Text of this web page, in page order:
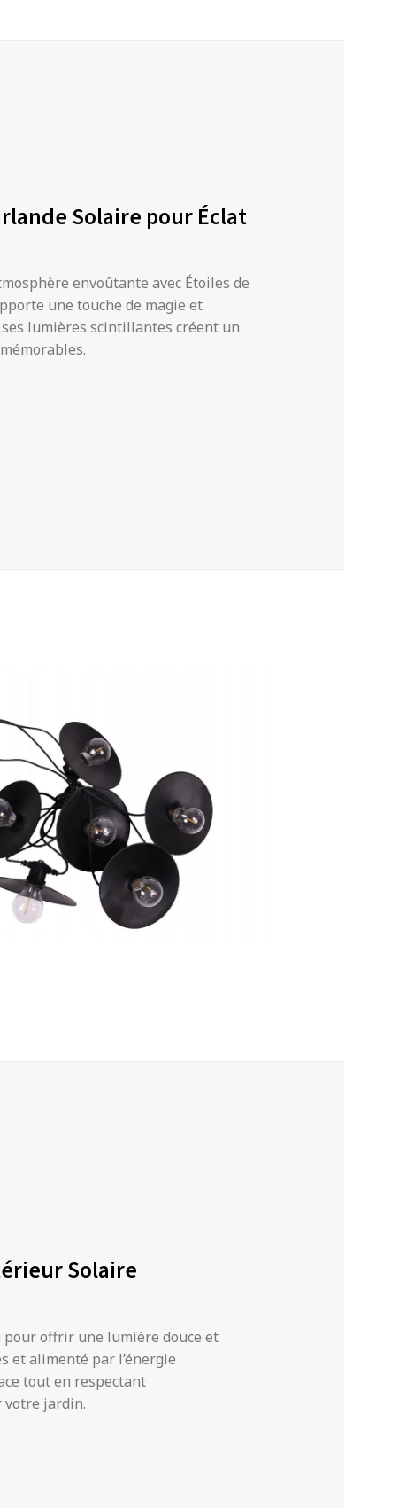
Solaire pour Éclat
envoûtante avec Étoiles de
une touche de magie et
ses lumières scintillantes créent un
Solaire
offrir une lumière douce et
et alimenté par l’énergie
tout en respectant
votre jardin.